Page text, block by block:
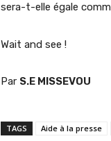
sera-t-elle égale
Wait and see !
Par S.E MISSEVOU
TAGS Aide à la presse